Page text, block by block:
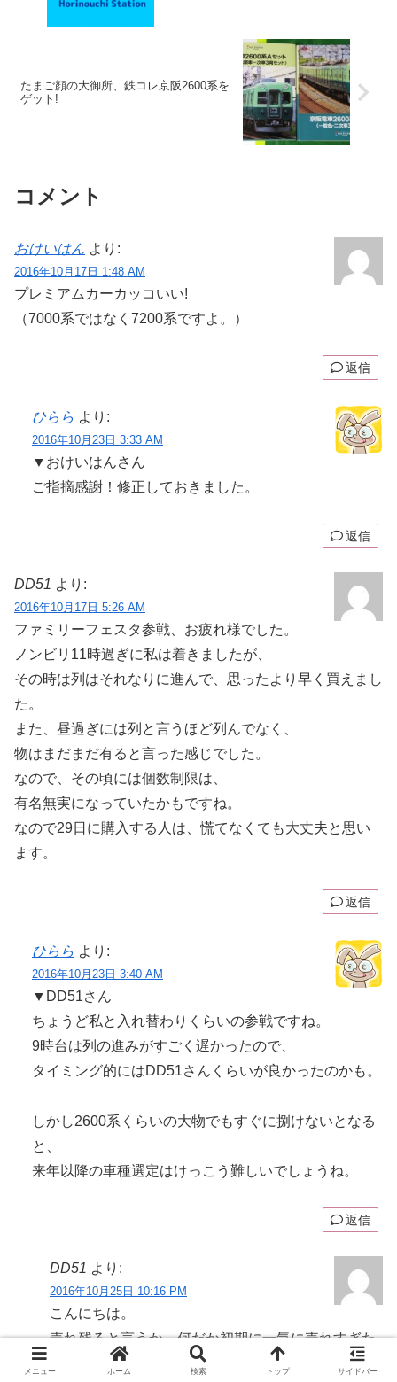
たまご顔の大御所、鉄コレ京阪2600系を
ゲット!
コメント
おけいはん より:
2016年10月17日 1:48 AM
プレミアムカーカッコいい!
（7000系ではなく7200系ですよ。）
返信
ひらら より:
2016年10月23日 3:33 AM
▼おけいはんさん
ご指摘感謝！修正しておきました。
返信
DD51 より:
2016年10月17日 5:26 AM
ファミリーフェスタ参戦、お疲れ様でした。
ノンビリ11時過ぎに私は着きましたが、
その時は列はそれなりに進んで、思ったより早く買えまし
た。
また、昼過ぎには列と言うほど列んでなく、
物はまだまだ有ると言った感じでした。
なので、その頃には個数制限は、
有名無実になっていたかもですね。
なので29日に購入する人は、慌てなくても大丈夫と思い
ます。
返信
ひらら より:
2016年10月23日 3:40 AM
▼DD51さん
ちょうど私と入れ替わりくらいの参戦ですね。
9時台は列の進みがすごく遅かったので、
タイミング的にはDD51さんくらいが良かったのかも。
しかし2600系くらいの大物でもすぐに捌けないとなる
と、
来年以降の車種選定はけっこう難しいでしょうね。
返信
DD51 より:
2016年10月25日 10:16 PM
こんにちは。
売れ残ると言うか、何だか初期に一気に売れすぎた
せいか、余裕持って作ってる感がしますね。
メニュー ホーム 検索 トップ サイドバー